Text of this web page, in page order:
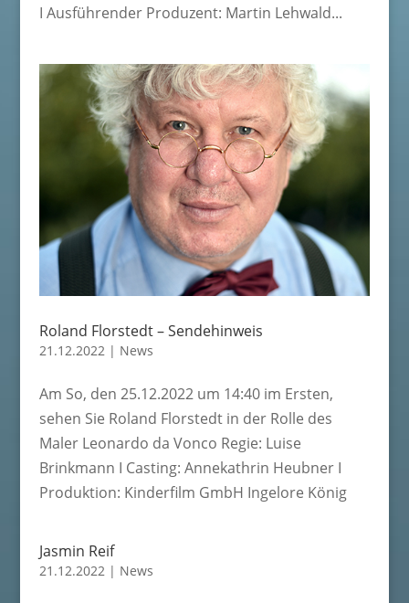
I Ausführender Produzent: Martin Lehwald...
Roland Florstedt – Sendehinweis
21.12.2022| News
Am So, den 25.12.2022 um 14:40 im Ersten,
sehen Sie Roland Florstedt in der Rolle des
Maler Leonardo da Vonco Regie: Luise
Brinkmann I Casting: Annekathrin Heubner I
Produktion: Kinderfilm GmbH Ingelore König
Jasmin Reif
21.12.2022| News